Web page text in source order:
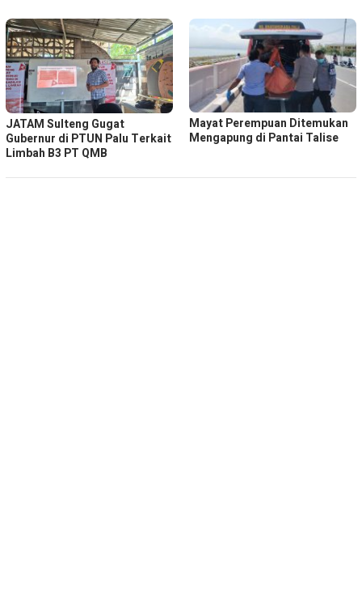
JATAM Sulteng Gugat
Gubernur di PTUN Palu Terkait
Limbah B3 PT QMB
Mayat Perempuan Ditemukan
Mengapung di Pantai Talise